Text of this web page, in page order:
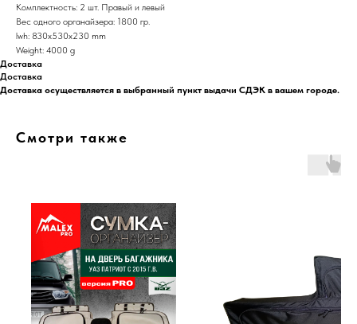
Комплектность: 2 шт. Правый и левый
Вес одного органайзера: 1800 гр.
lwh: 830x530x230 mm
Weight: 4000 g
Доставка
Доставка
Доставка осуществляется в выбранный пункт выдачи СДЭК в вашем городе.
Смотри также